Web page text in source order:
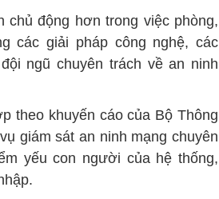
động hơn trong việc phòng,
các giải pháp công nghệ, các
ngũ chuyên trách về an ninh
theo khuyến cáo của Bộ Thông
giám sát an ninh mạng chuyên
yếu con người của hệ thống,